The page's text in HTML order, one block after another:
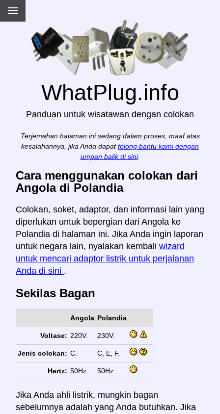
WhatPlug.info
Panduan untuk wisatawan dengan colokan
Terjemahan halaman ini sedang dalam proses, maaf atas
kesalahannya, jika Anda dapat tolong bantu kami dengan
umpan balik di sini.
Cara menggunakan colokan dari
Angola di Polandia
Colokan, soket, adaptor, dan informasi lain yang
diperlukan untuk bepergian dari Angola ke
Polandia di halaman ini. Jika Anda ingin laporan
untuk negara lain, nyalakan kembali wizard
untuk mencari adaptor listrik untuk perjalanan
Anda di sini .
Sekilas Bagan
Angola Polandia
Voltase: 220V. 230V.
Jenis colokan: C. C, E, F.
Hertz: 50Hz. 50Hz.
Jika Anda ahli listrik, mungkin bagan
sebelumnya adalah yang Anda butuhkan. Jika